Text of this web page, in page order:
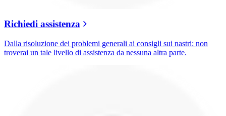
Richiedi assistenza
Dalla risoluzione dei problemi generali ai consigli sui nastri: non
troverai un tale livello di assistenza da nessuna altra parte.